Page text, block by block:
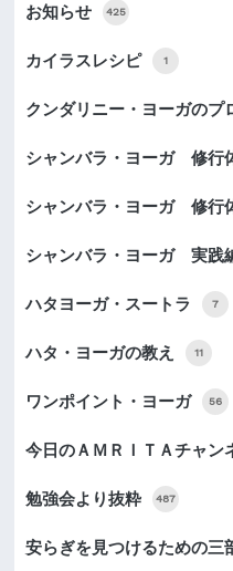
お知らせ 425
カイラスレシピ 1
クンダリニー・ヨーガのプ
シャンバラ・ヨーガ 修
シャンバラ・ヨーガ 修
シャンバラ・ヨーガ 実践
ハタヨーガ・スートラ 7
ハタ・ヨーガの教え 11
ワンポイント・ヨーガ 56
今日のＡＭＲＩＴＡチャン
勉強会より抜粋 487
安らぎを見つけるための三